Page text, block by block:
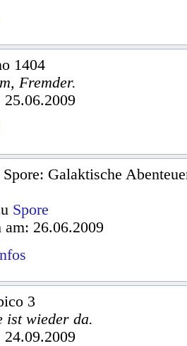
1404
Fremder.
25.06.2009
Spore: Galaktische
Spore
am: 26.06.2009
3
ist wieder da.
24.09.2009